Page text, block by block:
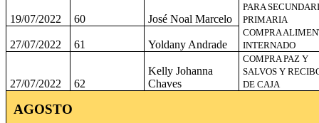
19/07/2022 60 José Noal Marcelo
PARA
PRIMARIA
27/07/2022 61 Yoldany Andrade
COMPRA
INTERNADO
27/07/2022 62
Kelly Johanna
Chaves
COMPRA PAZ Y
SALVOS Y
DE CAJA
AGOSTO